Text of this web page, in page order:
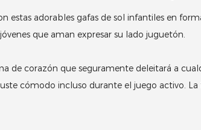
estas adorables gafas de sol infantiles en
que aman expresar su lado juguetón.
de corazón que seguramente deleitará a
cómodo incluso durante el juego activo.